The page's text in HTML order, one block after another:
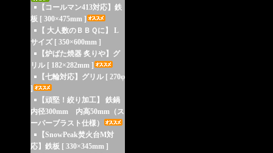
【コールマン413対応】鉄
板 [ 300×475mm ]
【 大人数のＢＢＱに】 L
サイズ [ 350×600mm ]
【炉ばた焼器 炙りや】グ
リル [ 182×282mm ]
【七輪対応】グリル [ 270φ
]
【頑堅！絞り加工】 鉄鍋
内径300mm 内高50mm（ス
ーパーブラスト仕様）
【SnowPeak焚火台M対
応】鉄板 [ 330×345mm ]